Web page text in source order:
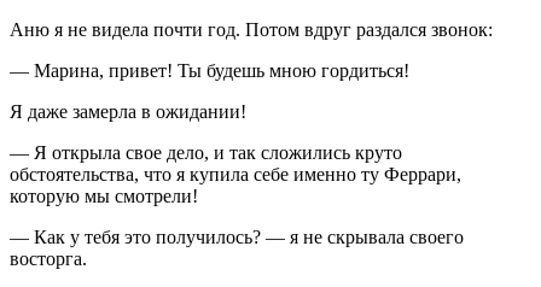
Аню я не видела почти год. Потом вдруг раздался звонок:
— Марина, привет! Ты будешь мною гордиться!
Я даже замерла в ожидании!
— Я открыла свое дело, и так сложились круто
обстоятельства, что я купила себе именно ту Феррари,
которую мы смотрели!
— Как у тебя это получилось? — я не скрывала своего
восторга.